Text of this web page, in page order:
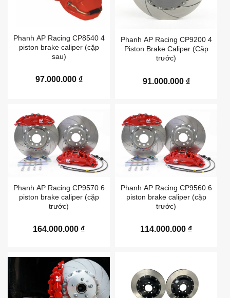
Phanh AP Racing CP8540 4
piston brake caliper (cặp
sau)
97.000.000 ₫
Phanh AP Racing CP9200 4
Piston Brake Caliper (Cặp
trước)
91.000.000 ₫
Phanh AP Racing CP9570 6
piston brake caliper (cặp
trước)
164.000.000 ₫
Phanh AP Racing CP9560 6
piston brake caliper (cặp
trước)
114.000.000 ₫